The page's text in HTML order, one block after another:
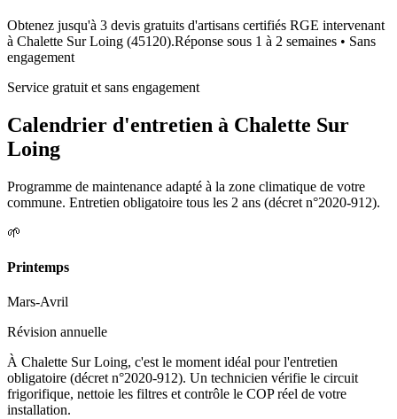
Obtenez jusqu'à 3 devis gratuits d'artisans certifiés RGE intervenant
à Chalette Sur Loing (45120).Réponse sous 1 à 2 semaines • Sans
engagement
Service gratuit et sans engagement
Calendrier d'entretien à Chalette Sur
Loing
Programme de maintenance adapté à la zone climatique de votre
commune. Entretien obligatoire tous les 2 ans (décret n°2020-912).
🌱
Printemps
Mars-Avril
Révision annuelle
À Chalette Sur Loing, c'est le moment idéal pour l'entretien
obligatoire (décret n°2020-912). Un technicien vérifie le circuit
frigorifique, nettoie les filtres et contrôle le COP réel de votre
installation.